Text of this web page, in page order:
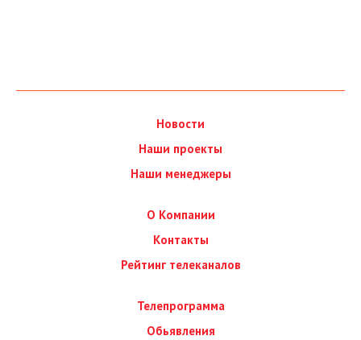
Новости
Наши проекты
Наши менеджеры
О Компании
Контакты
Рейтинг телеканалов
Телепрограмма
Обьявления